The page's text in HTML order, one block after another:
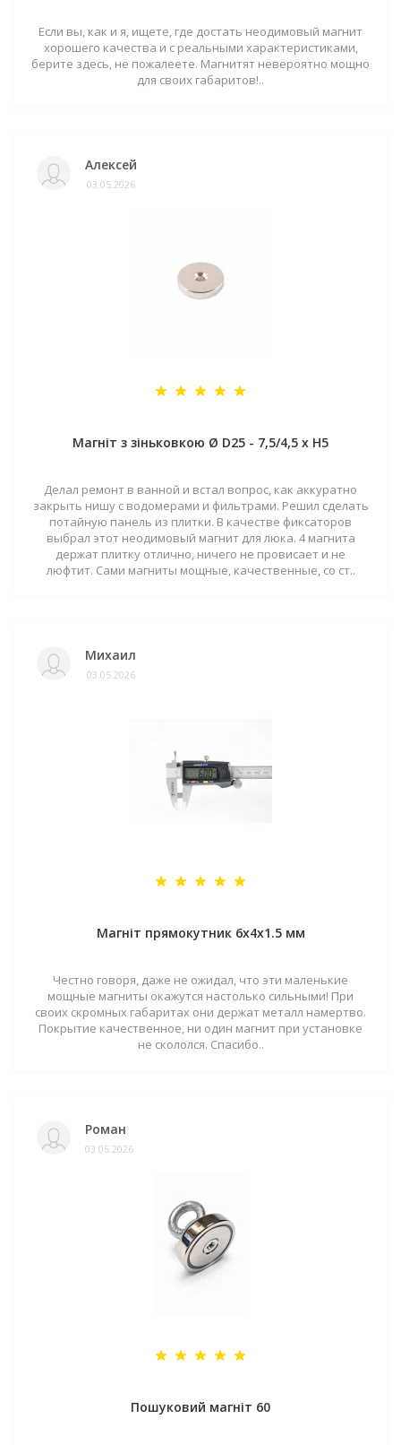
Если вы, как и я, ищете, где достать неодимовый магнит
хорошего качества и с реальными характеристиками,
берите здесь, не пожалеете. Магнитят невероятно мощно
для своих габаритов!..
Алексей
03.05.2026
Магніт з зіньковкою Ø D25 - 7,5/4,5 х H5
Делал ремонт в ванной и встал вопрос, как аккуратно
закрыть нишу с водомерами и фильтрами. Решил сделать
потайную панель из плитки. В качестве фиксаторов
выбрал этот неодимовый магнит для люка. 4 магнита
держат плитку отлично, ничего не провисает и не
люфтит. Сами магниты мощные, качественные, со ст..
Михаил
03.05.2026
Магніт прямокутник 6х4х1.5 мм
Честно говоря, даже не ожидал, что эти маленькие
мощные магниты окажутся настолько сильными! При
своих скромных габаритах они держат металл намертво.
Покрытие качественное, ни один магнит при установке
не скололся. Спасибо..
Роман
03.05.2026
Пошуковий магніт 60